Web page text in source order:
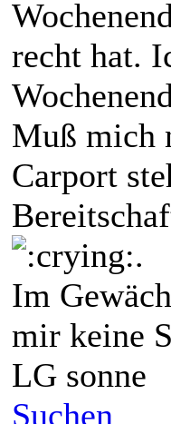
recht hat.
Muß mich
Carport
.
Im
mir keine
LG sonne
Suchen